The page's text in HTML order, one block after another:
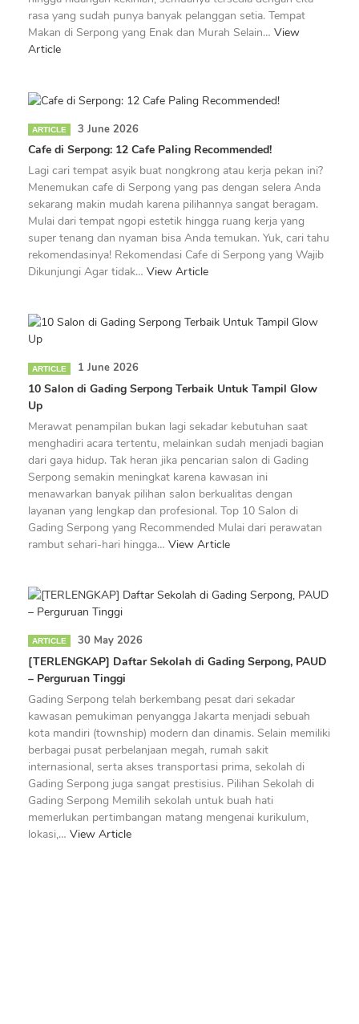
rasa yang sudah punya banyak pelanggan setia. Tempat
Makan di Serpong yang Enak dan Murah Selain… View
Article
ARTICLE 3 June 2026
Cafe di Serpong: 12 Cafe Paling Recommended!
Lagi cari tempat asyik buat nongkrong atau kerja pekan ini?
Menemukan cafe di Serpong yang pas dengan selera Anda
sekarang makin mudah karena pilihannya sangat beragam.
Mulai dari tempat ngopi estetik hingga ruang kerja yang
super tenang dan nyaman bisa Anda temukan. Yuk, cari tahu
rekomendasinya! Rekomendasi Cafe di Serpong yang Wajib
Dikunjungi Agar tidak… View Article
ARTICLE 1 June 2026
10 Salon di Gading Serpong Terbaik Untuk Tampil Glow
Up
Merawat penampilan bukan lagi sekadar kebutuhan saat
menghadiri acara tertentu, melainkan sudah menjadi bagian
dari gaya hidup. Tak heran jika pencarian salon di Gading
Serpong semakin meningkat karena kawasan ini
menawarkan banyak pilihan salon berkualitas dengan
layanan yang lengkap dan profesional. Top 10 Salon di
Gading Serpong yang Recommended Mulai dari perawatan
rambut sehari-hari hingga… View Article
ARTICLE 30 May 2026
[TERLENGKAP] Daftar Sekolah di Gading Serpong, PAUD
– Perguruan Tinggi
Gading Serpong telah berkembang pesat dari sekadar
kawasan pemukiman penyangga Jakarta menjadi sebuah
kota mandiri (township) modern dan dinamis. Selain memiliki
berbagai pusat perbelanjaan megah, rumah sakit
internasional, serta akses transportasi prima, sekolah di
Gading Serpong juga sangat prestisius. Pilihan Sekolah di
Gading Serpong Memilih sekolah untuk buah hati
memerlukan pertimbangan matang mengenai kurikulum,
lokasi,… View Article